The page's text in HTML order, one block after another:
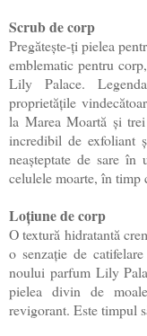
Scrub de corp
Pregătește-ți pielea
emblematic pentru
Lily Palace.
proprietățile
la Marea Moartă și
incredibil de exfoliant
neașteptate de sare în
celulele moarte, în timp
Loțiune de corp
O textură hidratantă
o senzație de
noului parfum Lily
pielea divin de
revigorant. Este timpul